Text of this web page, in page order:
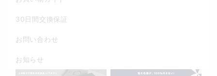
30日間交換保証
お問い合わせ
お知らせ